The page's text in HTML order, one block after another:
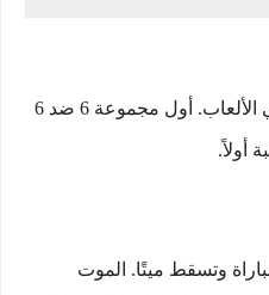
تفسير استثنائي للسطو في الألعاب. أول مجموعة 6 ضد 6
وتسقط ميتًا. الموت